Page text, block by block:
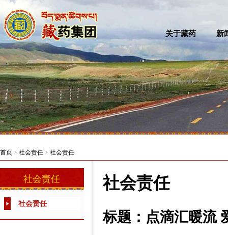
关于藏药 新
首页 > 社会责任 > 社会责任
社会责任
社会责任
社会责任
标题：点滴汇暖流